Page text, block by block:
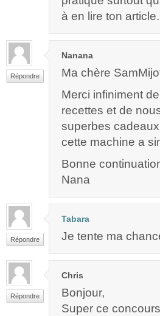
à en lire ton
Répondre
Nanana
Ma chère
Merci infiniment
recettes et de
superbes
cette machine a
Bonne
Nana
Répondre
Tabara
Je tente ma
Répondre
Chris
Bonjour,
Super ce